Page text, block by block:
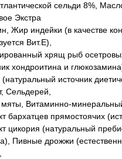
сельди 8%,
Экстра
Жир индейки (в качестве
Вит.E),
хрящ рыб
хондроитина и
источник
Сельдерей,
мяты, Витаминно-
бархатцев прямостоячих
цикория (натуральный
Пивные дрожжи